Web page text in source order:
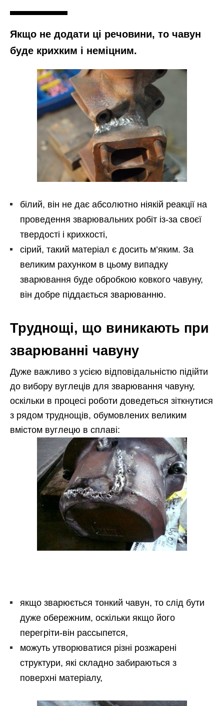
Якщо не додати ці речовини, то чавун
буде крихким і неміцним.
білий, він не дає абсолютно ніякій реакції на
проведення зварювальних робіт із-за своєї
твердості і крихкості,
сірий, такий матеріал є досить м’яким. За
великим рахунком в цьому випадку
зварювання буде обробкою ковкого чавуну,
він добре піддається зварюванню.
Труднощі, що виникають при
зварюванні чавуну
Дуже важливо з усією відповідальністю підійти
до вибору вуглеців для зварювання чавуну,
оскільки в процесі роботи доведеться зіткнутися
з рядом труднощів, обумовлених великим
вмістом вуглецю в сплаві:
якщо зварюється тонкий чавун, то слід бути
дуже обережним, оскільки якщо його
перегріти-він рассыпется,
можуть утворюватися різні розжарені
структури, які складно забираються з
поверхні матеріалу,